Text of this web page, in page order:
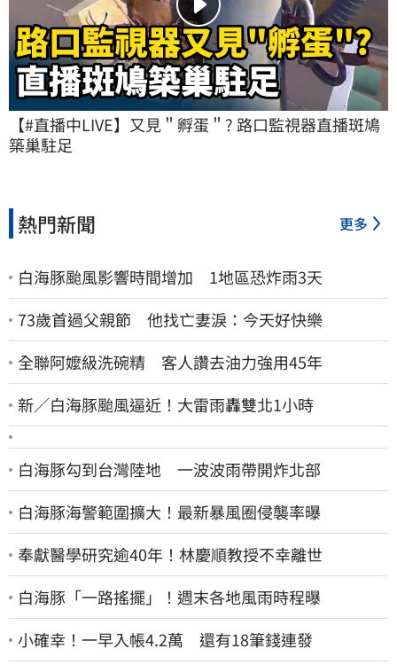
【#直播中LIVE】又見＂孵蛋＂? 路口監視器直播斑鳩
築巢駐足
熱門新聞 更多
白海豚颱風影響時間增加 1地區恐炸雨3天
73歲首過父親節 他找亡妻淚：今天好快樂
全聯阿嬤級洗碗精 客人讚去油力強用45年
新／白海豚颱風逼近！大雷雨轟雙北1小時
白海豚勾到台灣陸地 一波波雨帶開炸北部
白海豚海警範圍擴大！最新暴風圈侵襲率曝
奉獻醫學研究逾40年！林慶順教授不幸離世
白海豚「一路搖擺」！週末各地風雨時程曝
小確幸！一早入帳4.2萬 還有18筆錢連發